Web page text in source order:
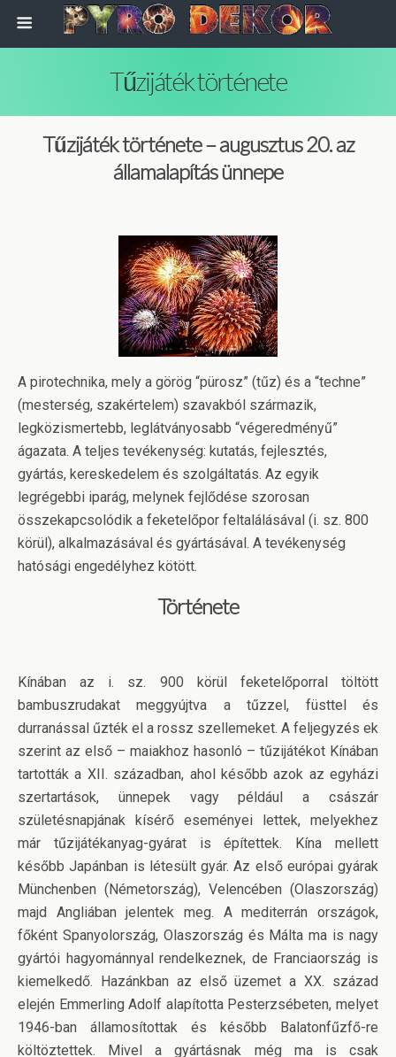
Tűzijáték története
Tűzijáték története – augusztus 20. az
államalapítás ünnepe
A pirotechnika, mely a görög “pürosz” (tűz) és a “techne”
(mesterség, szakértelem) szavakból származik,
legközismertebb, leglátványosabb “végeredményű”
ágazata. A teljes tevékenység: kutatás, fejlesztés,
gyártás, kereskedelem és szolgáltatás. Az egyik
legrégebbi iparág, melynek fejlődése szorosan
összekapcsolódik a feketelőpor feltalálásával (i. sz. 800
körül), alkalmazásával és gyártásával. A tevékenység
hatósági engedélyhez kötött.
Története
Kínában az i. sz. 900 körül feketelőporral töltött
bambuszrudakat meggyújtva a tűzzel, füsttel és
durranással űzték el a rossz szellemeket. A feljegyzés ek
szerint az első – maiakhoz hasonló – tűzijátékot Kínában
tartották a XII. században, ahol később azok az egyházi
szertartások, ünnepek vagy például a császár
születésnapjának kísérő eseményei lettek, melyekhez
már tűzijátékanyag-gyárat is építettek. Kína mellett
később Japánban is létesült gyár. Az első európai gyárak
Münchenben (Németország), Velencében (Olaszország)
majd Angliában jelentek meg. A mediterrán országok,
főként Spanyolország, Olaszország és Málta ma is nagy
gyártói hagyománnyal rendelkeznek, de Franciaország is
kiemelkedő. Hazánkban az első üzemet a XX. század
elején Emmerling Adolf alapította Pesterzsébeten, melyet
1946-ban államosítottak és később Balatonfűzfő-re
költöztettek. Mivel a gyártásnak még ma is csak